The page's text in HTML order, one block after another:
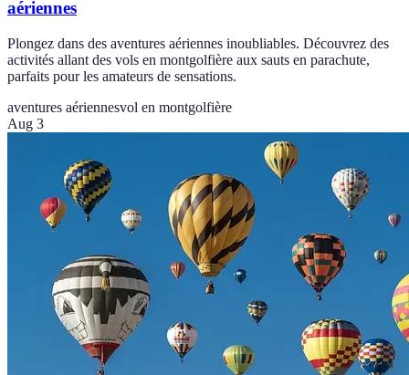
aériennes
Plongez dans des aventures aériennes inoubliables. Découvrez des
activités allant des vols en montgolfière aux sauts en parachute,
parfaits pour les amateurs de sensations.
aventures aériennesvol en montgolfière
Aug 3